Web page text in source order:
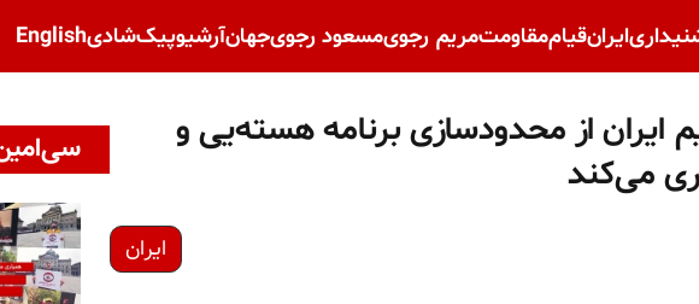
ایرانقیاممقاومتمریم رجویمسعود رجویجهانآرشیوپیک‌شادیEnglish
ایران از محدودسازی برنامه هسته‌یی و
می‌کند
ایران